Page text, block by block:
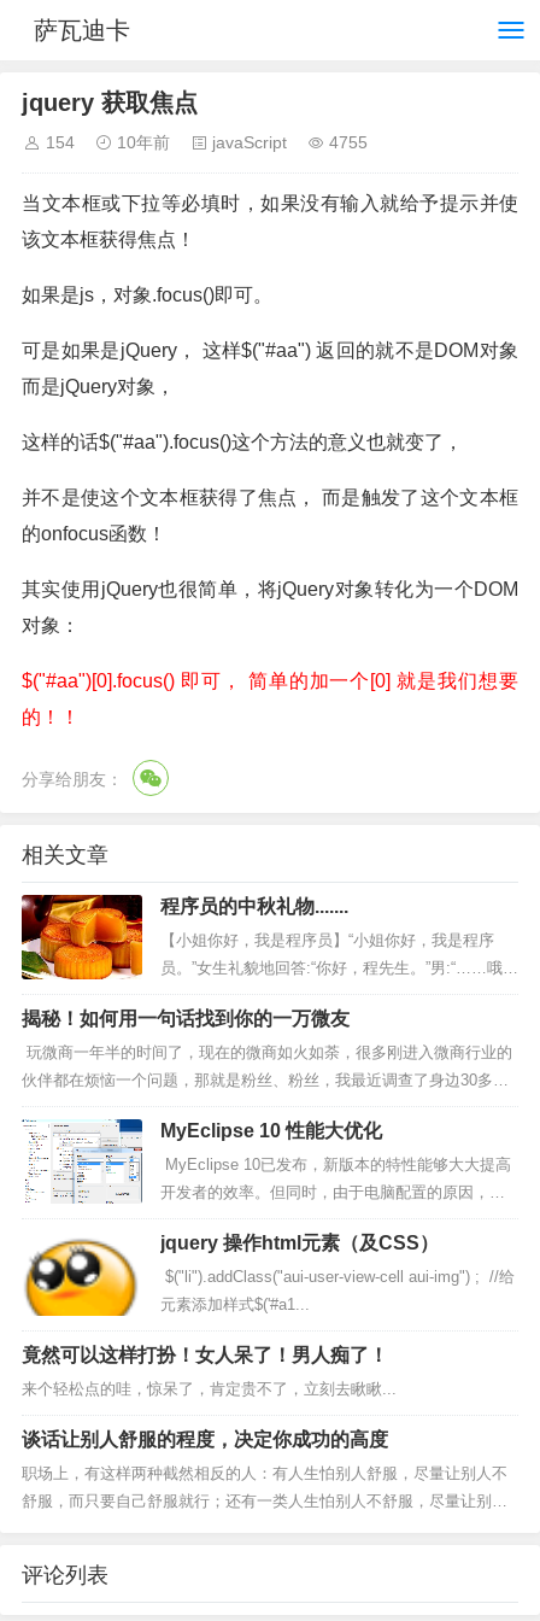
萨瓦迪卡
jquery 获取焦点
154 10年前 javaScript 4755
当文本框或下拉等必填时，如果没有输入就给予提示并使
该文本框获得焦点！
如果是js，对象.focus()即可。
可是如果是jQuery， 这样$("#aa") 返回的就不是DOM对象
而是jQuery对象，
这样的话$("#aa").focus()这个方法的意义也就变了，
并不是使这个文本框获得了焦点， 而是触发了这个文本框
的onfocus函数！
其实使用jQuery也很简单，将jQuery对象转化为一个DOM
对象：
$("#aa")[0].focus() 即可， 简单的加一个[0] 就是我们想要
的！！
分享给朋友：
相关文章
程序员的中秋礼物.......
【小姐你好，我是程序员】“小姐你好，我是程序
员。”女生礼貌地回答:“你好，程先生。”男:“……哦，
叫我序员就可以了。” 【程序员的愿望】有一天一
个程序员见到了上帝。上...
揭秘！如何用一句话找到你的一万微友
玩微商一年半的时间了，现在的微商如火如荼，很多刚进入微商行业的
伙伴都在烦恼一个问题，那就是粉丝、粉丝，我最近调查了身边30多个
微友，有25个竟然都是好友问题，有的竟然给我说主动加了50多个...
MyEclipse 10 性能大优化
MyEclipse 10已发布，新版本的特性能够大大提高
开发者的效率。但同时，由于电脑配置的原因，很
多开发者在使用MyEclipse的时候，速度都不是很
快，需要我们对MyEclipse进行...
jquery 操作html元素（及CSS）
$("li").addClass("aui-user-view-cell aui-img") ; //给
元素添加样式$('#a1...
竟然可以这样打扮！女人呆了！男人痴了！
来个轻松点的哇，惊呆了，肯定贵不了，立刻去瞅瞅...
谈话让别人舒服的程度，决定你成功的高度
职场上，有这样两种截然相反的人：有人生怕别人舒服，尽量让别人不
舒服，而只要自己舒服就行；还有一类人生怕别人不舒服，尽量让别人
评论列表